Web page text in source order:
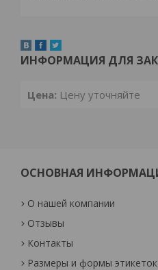
ИНФОРМАЦИЯ ДЛЯ
Цена: Цену уточняйте
ОСНОВНАЯ
О нашей компании
Отзывы
Контакты
Размеры и формы этикеток